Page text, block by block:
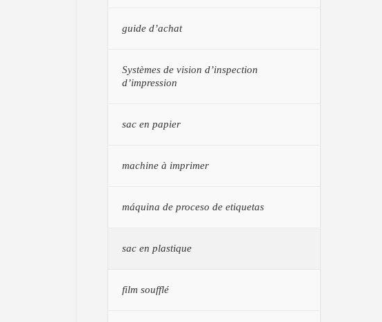
guide d’achat
Systèmes de vision d’inspection
d’impression
sac en papier
machine à imprimer
máquina de proceso de etiquetas
sac en plastique
film soufflé